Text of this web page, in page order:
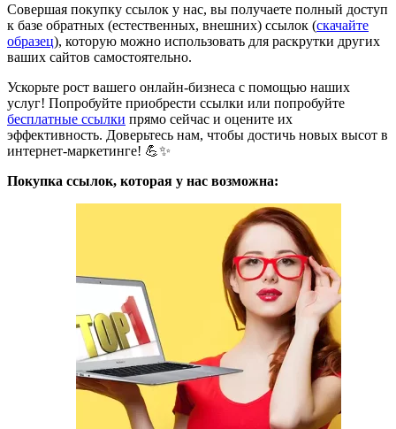
Совершая покупку ссылок у нас, вы получаете полный доступ
к базе обратных (естественных, внешних) ссылок (скачайте
образец), которую можно использовать для раскрутки других
ваших сайтов самостоятельно.
Ускорьте рост вашего онлайн-бизнеса с помощью наших
услуг! Попробуйте приобрести ссылки или попробуйте
бесплатные ссылки прямо сейчас и оцените их
эффективность. Доверьтесь нам, чтобы достичь новых высот в
интернет-маркетинге! 💪✨
Покупка ссылок, которая у нас возможна: